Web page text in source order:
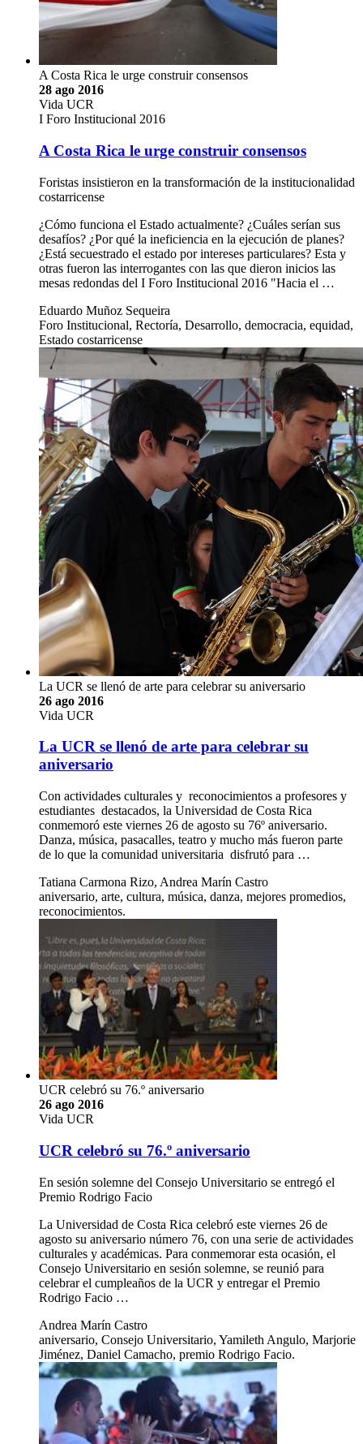
A Costa Rica le urge construir consensos
28 ago 2016
Vida UCR
I Foro Institucional 2016
A Costa Rica le urge construir consensos
Foristas insistieron en la transformación de la institucionalidad
costarricense
¿Cómo funciona el Estado actualmente? ¿Cuáles serían sus
desafíos? ¿Por qué la ineficiencia en la ejecución de planes?
¿Está secuestrado el estado por intereses particulares? Esta y
otras fueron las interrogantes con las que dieron inicios las
mesas redondas del I Foro Institucional 2016 "Hacia el …
Eduardo Muñoz Sequeira
Foro Institucional, Rectoría, Desarrollo, democracia, equidad,
Estado costarricense
La UCR se llenó de arte para celebrar su aniversario
26 ago 2016
Vida UCR
La UCR se llenó de arte para celebrar su
aniversario
Con actividades culturales y reconocimientos a profesores y
estudiantes destacados, la Universidad de Costa Rica
conmemoró este viernes 26 de agosto su 76º aniversario.
Danza, música, pasacalles, teatro y mucho más fueron parte
de lo que la comunidad universitaria disfrutó para …
Tatiana Carmona Rizo, Andrea Marín Castro
aniversario, arte, cultura, música, danza, mejores promedios,
reconocimientos.
UCR celebró su 76.º aniversario
26 ago 2016
Vida UCR
UCR celebró su 76.º aniversario
En sesión solemne del Consejo Universitario se entregó el
Premio Rodrigo Facio
La Universidad de Costa Rica celebró este viernes 26 de
agosto su aniversario número 76, con una serie de actividades
culturales y académicas. Para conmemorar esta ocasión, el
Consejo Universitario en sesión solemne, se reunió para
celebrar el cumpleaños de la UCR y entregar el Premio
Rodrigo Facio …
Andrea Marín Castro
aniversario, Consejo Universitario, Yamileth Angulo, Marjorie
Jiménez, Daniel Camacho, premio Rodrigo Facio.